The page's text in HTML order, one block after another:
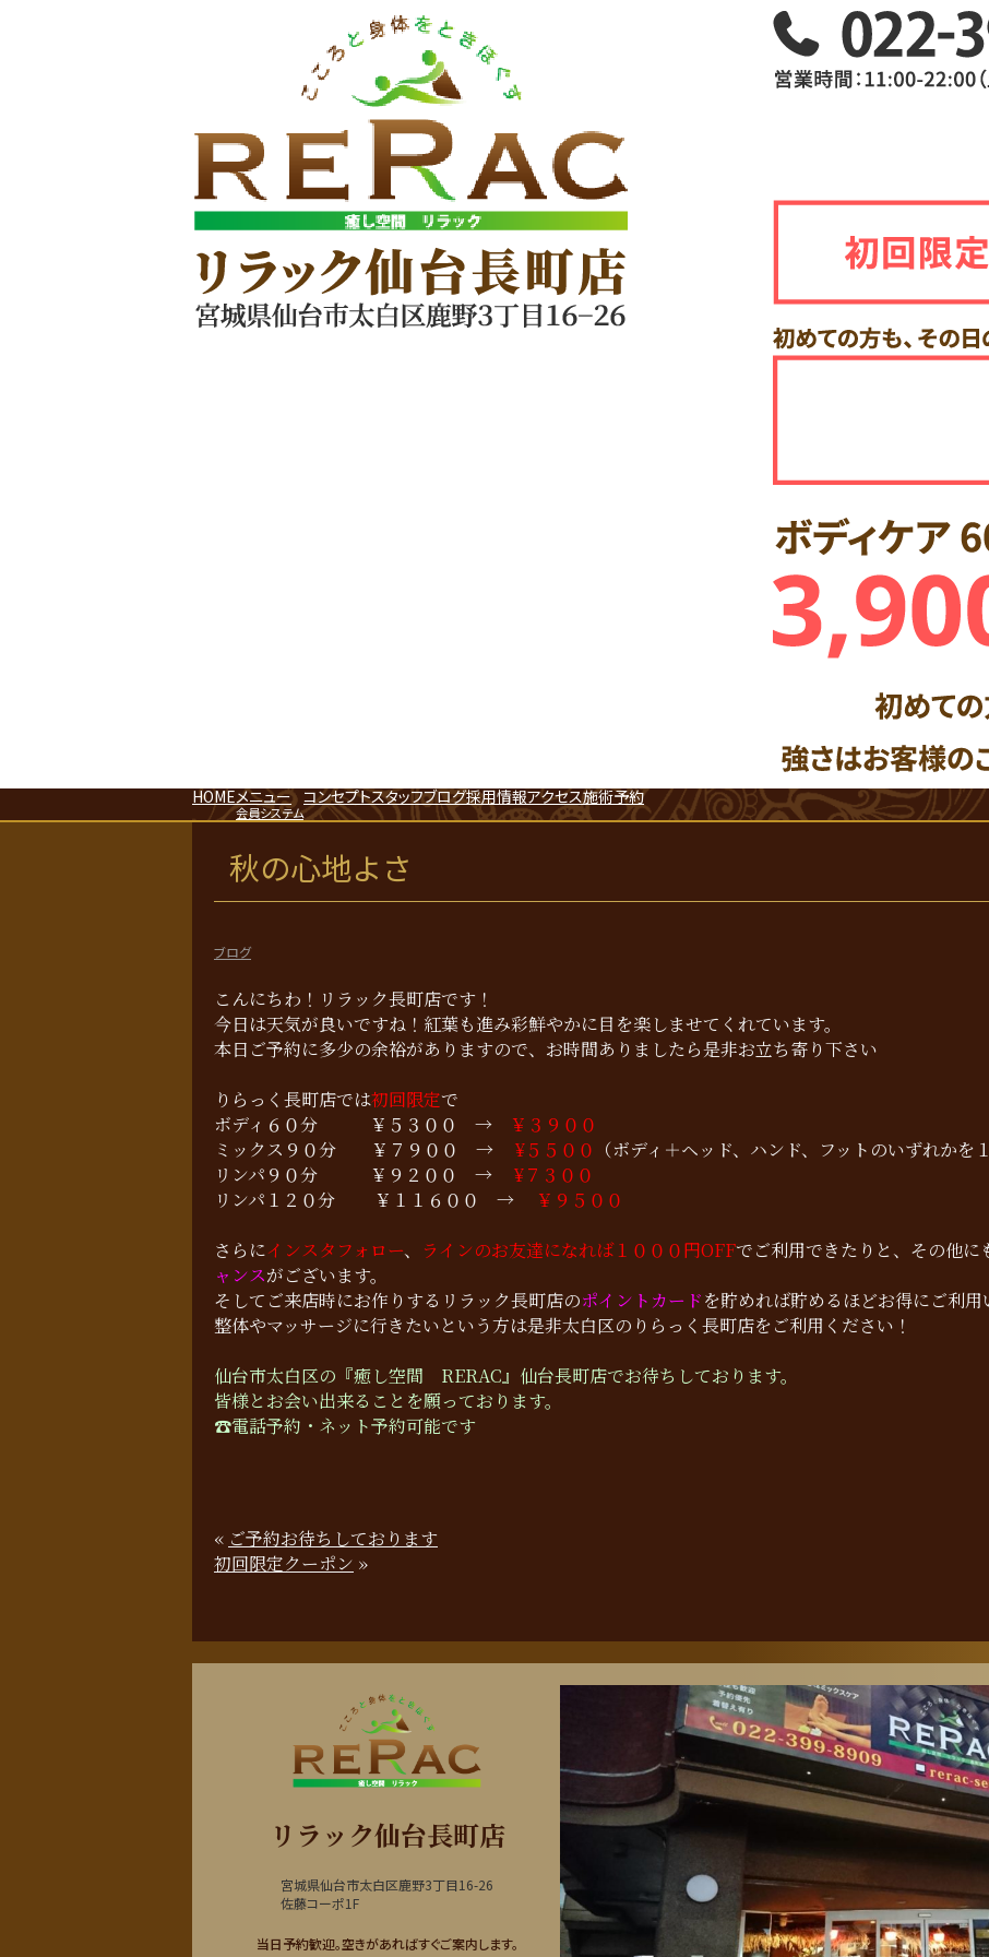
HOMEメニュー
会員システム
コンセプトスタッフブログ採用情報アクセス施術予約
秋の心地よさ
ブログ
こんにちわ！リラック長町店です！
今日は天気が良いですね！紅葉も進み彩鮮やかに目を楽しませてくれています。
本日ご予約に多少の余裕がありますので、お時間ありましたら是非お立ち寄り下さい
りらっく長町店では初回限定で
ボディ６０分 ￥５３００ →
￥３９００
ミックス９０分 ￥７９００ →
¥５５００ （ボディ＋ヘッド、ハンド、フットのいずれかを
リンパ９０分 ￥９２００ →
¥７３００
リンパ１２０分 ￥１１６００ →
￥９５００
さらにインスタフォロー、 ラインのお友達になれば１０００円OFFでご利用できたりと、その他に
ャンスがございます。
そしてご来店時にお作りするリラック長町店のポイントカードを貯めれば貯めるほどお得にご利用
整体やマッサージに行きたいという方は是非太白区のりらっく長町店をご利用ください！
仙台市太白区の『癒し空間 RERAC』仙台長町店でお待ちしております。
皆様とお会い出来ることを願っております。
☎︎電話予約・ネット予約可能です
« ご予約お待ちしております
初回限定クーポン »
リラック仙台長町店
宮城県仙台市太白区鹿野3丁目16-26
佐藤コーポ1F
当日予約歓迎。空きがあればすぐご案内します。